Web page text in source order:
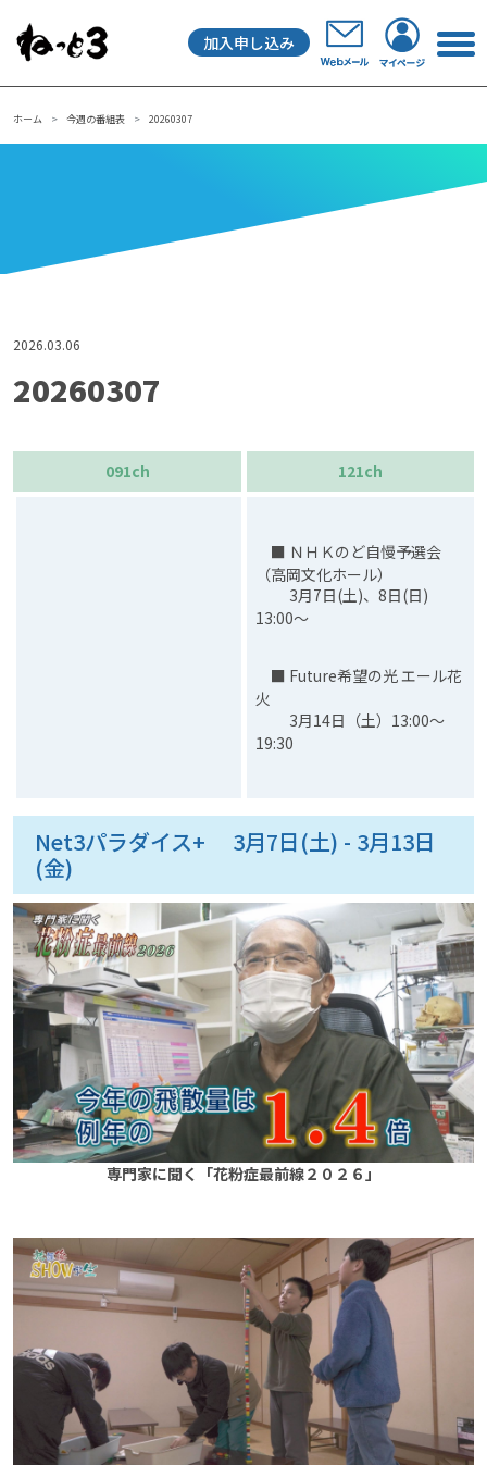
メインナビゲーション
加入申し込み
ホーム 今週の番組表 20260307
2026.03.06
20260307
091ch 121ch
■ ＮＨＫのど自慢予選会
（高岡文化ホール）
3月7日(土)、8日(日)
13:00～
■ Future希望の光 エール花
火
3月14日（土）13:00～
19:30
Net3パラダイス+ 3月7日(土) - 3月13日
(金)
専門家に聞く「花粉症最前線２０２６」